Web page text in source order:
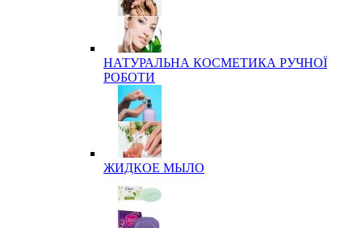
НАТУРАЛЬНА КОСМЕТИКА РУЧНОЇ
РОБОТИ
ЖИДКОЕ МЫЛО